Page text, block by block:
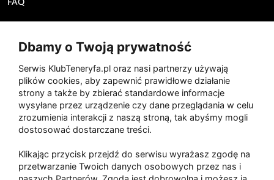
FAQ
mail info@klubteneryfa.pl
call +34 679 373 999
Secure Payments
Dbamy o Twoją prywatność
Serwis KlubTeneryfa.pl oraz nasi partnerzy używają
plików cookies, aby zapewnić prawidłowe działanie
strony a także by zbierać standardowe informacje
wysyłane przez urządzenie czy dane przeglądania w celu
zrozumienia interakcji z naszą stroną, tak abyśmy mogli
dostosować dostarczane treści.
Klikając przycisk przejdź do serwisu wyrażasz zgodę na
przetwarzanie Twoich danych osobowych przez nas i